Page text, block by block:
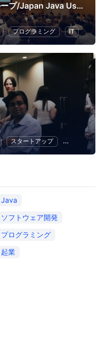
日本Javaユーザーグループ/Japan Java User Group
プログラミング IT
スタートアップ ビジネス
Java
ソフトウェア開発
プログラミング
起業